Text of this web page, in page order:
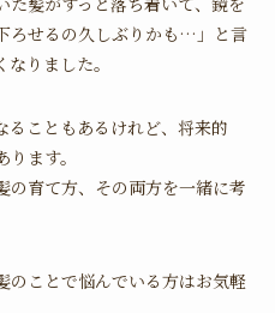
ろせるの久しぶりかも…」と言
りました。
ることもあるけれど、将来的
ます。
の育て方、その両方を一緒に考
のことで悩んでいる方はお気軽